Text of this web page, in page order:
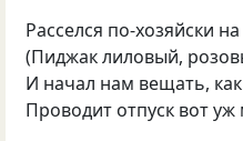
Расселся по-хозяйски
(Пиджак лиловый,
И начал нам вещать,
Проводит отпуск вот уж